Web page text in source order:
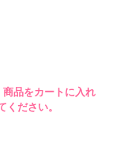
品をカートに入れ
ください。